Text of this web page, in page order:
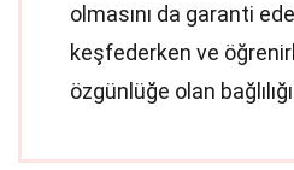
olmasını da garanti
keşfederken ve
özgünlüğe olan